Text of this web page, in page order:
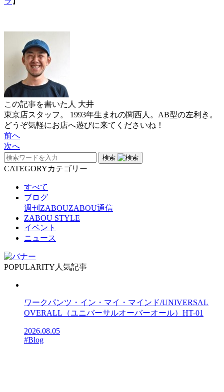
この記事を書いた人 大井
東京店スタッフ。 1993年生まれの関西人。AB型の左利き。
どうぞ気軽にお店へ遊びに来てくださいね！
前へ
次へ
検索
CATEGORYカテゴリー
すべて
ブログ
週刊ZABOUZABOU通信
ZABOU STYLE
イベント
ニュース
POPULARITY 人気記事
ワークパンツ・イン・マイ・マインド/UNIVERSAL
OVERALL（ユニバーサルオーバーオール）HT-01
2026.08.05
#Blog